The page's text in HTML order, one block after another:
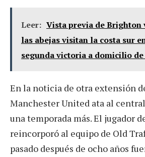
Leer: Vista previa de Brighton
las abejas visitan la costa sur
segunda victoria a domicilio
En la noticia de otra extensión
Manchester United ata al
una temporada más. El jugador
reincorporó al equipo de Old
pasado después de ocho años